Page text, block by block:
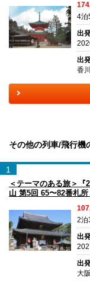
4泊
出
出
香
その他の列車/飛行機
1
＜テーマのある旅＞
山 第5回 65〜82番札
2泊
出
出
大